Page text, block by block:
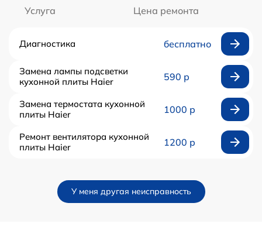
Услуга Цена ремонта
Диагностика бесплатно
Замена лампы подсветки
кухонной плиты Haier
590 р
Замена термостата кухонной
плиты Haier
1000 р
Ремонт вентилятора кухонной
плиты Haier
1200 р
У меня другая неисправность